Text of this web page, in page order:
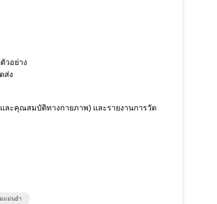
วอย่าง
ส่ง
ละคุณสมบัติทางกายภาพ) และรายงานการวัด
แม่นยำ